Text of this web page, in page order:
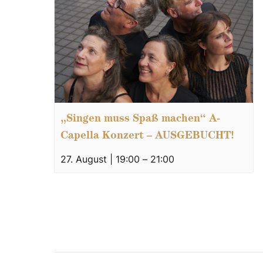
„Singen muss Spaß machen“ A-
Capella Konzert – AUSGEBUCHT!
27. August | 19:00 – 21:00